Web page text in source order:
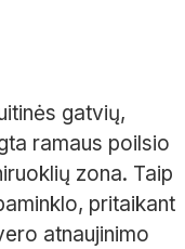
gatvių,
ramaus poilsio
zona. Taip
pritaikant
atnaujinimo